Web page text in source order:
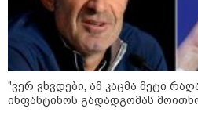
საზოგადოება
"ვერ ვხვდები, ამ კაცმა მეტი
ინფანტინოს გადადგომას